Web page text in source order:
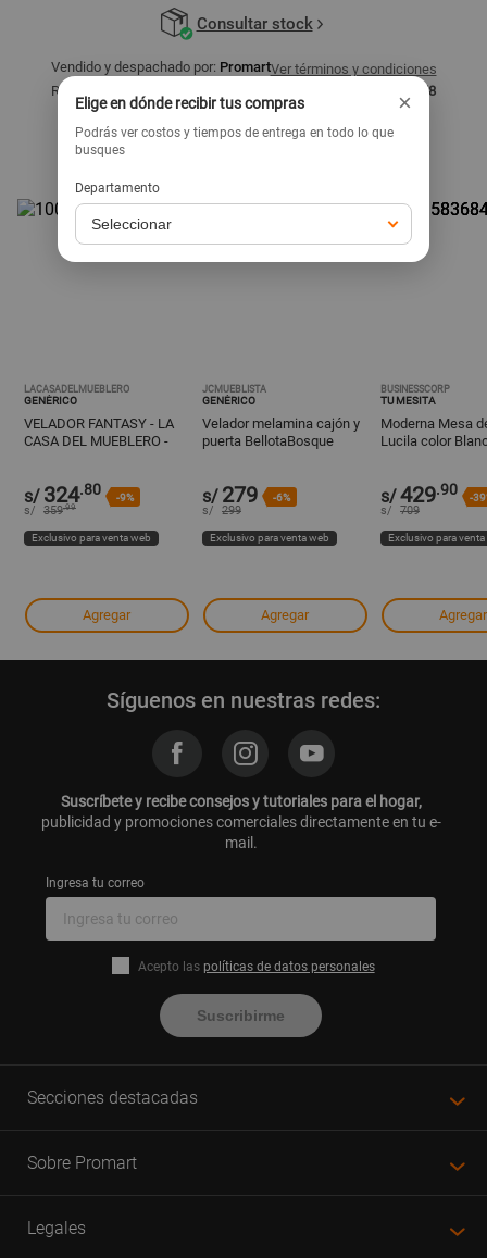
Consultar stock
Vendido y despachado por: PromartVer términos y condiciones
Razón social:
Homecenters Peruanos S.A. - RUC: 20536557858
Productos similares
LACASADELMUEBLERO
GENÉRICO
VELADOR FANTASY - LA
CASA DEL MUEBLERO -
s/ 324.80 -9%
s/ 359.99
Exclusivo para venta web
Agregar
JCMUEBLISTA
GENÉRICO
Velador melamina cajón y
puerta BellotaBosque
s/ 279 -6%
s/ 299
Exclusivo para venta web
Agregar
BUSINESSCORP
TU MESITA
Moderna Mesa
Lucila color
s/429.90 -
s/ 709
Exclusivo para
Agregar
Síguenos en nuestras redes:
Suscríbete y recibe consejos y tutoriales para el hogar,
publicidad y promociones comerciales directamente en tu e-
mail.
Ingresa tu correo
Acepto las políticas de datos personales
Suscribirme
Secciones destacadas
Sobre Promart
Legales
Elige en dónde recibir tus compras ×
Podrás ver costos y tiempos de entrega en todo lo que
busques
Departamento